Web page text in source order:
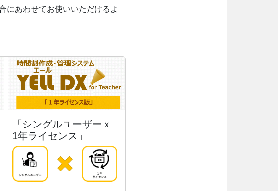
にあわせてお使いいただけるよ
「シングルユーザーｘ
1年ライセンス」